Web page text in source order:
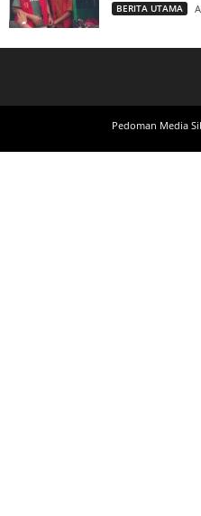
BERITA UTAMA
Pedoman Media